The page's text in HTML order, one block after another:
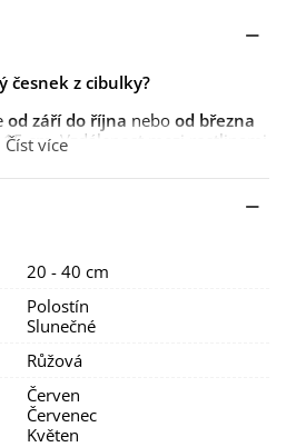
česnek z cibulky?
od září do října nebo od března
cm. Vzdálenost mezi rostlinami
, je možné honechat po celou
Číst více
20 - 40 cm
Polostín
Slunečné
Růžová
Červen
Červenec
Květen